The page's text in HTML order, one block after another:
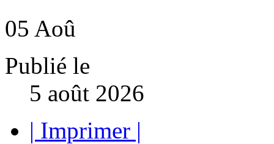
05 Aoû
Publié le
5 août 2026
| Imprimer |